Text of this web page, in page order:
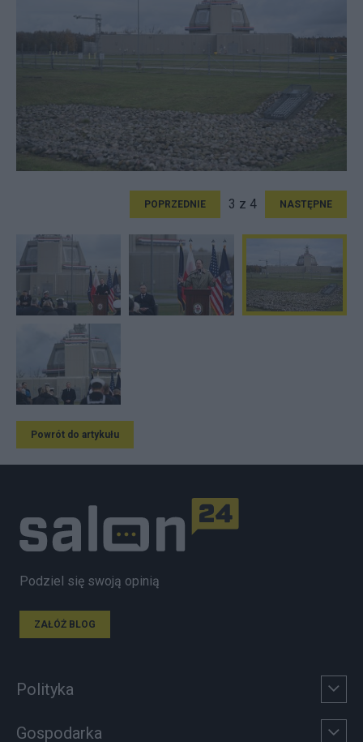
POPRZEDNIE 3 z 4 NASTĘPNE
Powrót do artykułu
Podziel się swoją opinią
ZAŁÓŻ BLOG
Polityka
Gospodarka